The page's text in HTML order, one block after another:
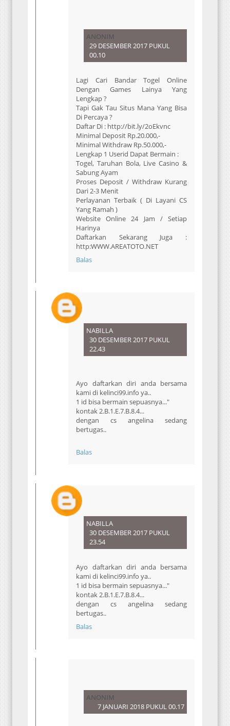
ANONIM
29 DESEMBER 2017 PUKUL
00.10
Lagi Cari Bandar Togel Online
Dengan Games Lainya Yang
Lengkap ?
Tapi Gak Tau Situs Mana Yang Bisa
Di Percaya ?
Daftar Di : http://bit.ly/2oEkvnc
Minimal Deposit Rp.20.000,-
Minimal Withdraw Rp.50.000,-
Lengkap 1 Userid Dapat Bermain :
Togel, Taruhan Bola, Live Casino &
Sabung Ayam
Proses Deposit / Withdraw Kurang
Dari 2-3 Menit
Perlayanan Terbaik ( Di Layani CS
Yang Ramah )
Website Online 24 Jam / Setiap
Harinya
Daftarkan Sekarang Juga :
http:WWW.AREATOTO.NET
Balas
NABILLA
30 DESEMBER 2017 PUKUL
22.43
Ayo daftarkan diri anda bersama
kami di kelinci99.info ya..
1 id bisa bermain sepuasnya..."
kontak 2.B.1.E.7.B.8.4...
dengan cs angelina sedang
bertugas..
Balas
NABILLA
30 DESEMBER 2017 PUKUL
23.54
Ayo daftarkan diri anda bersama
kami di kelinci99.info ya..
1 id bisa bermain sepuasnya..."
kontak 2.B.1.E.7.B.8.4...
dengan cs angelina sedang
bertugas..
Balas
ANONIM
7 JANUARI 2018 PUKUL 00.17